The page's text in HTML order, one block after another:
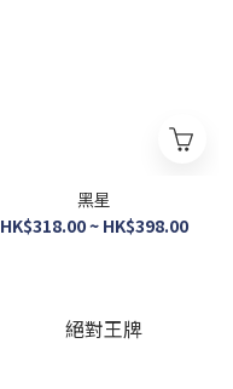
黑星
HK$318.00 ~ HK$398.00